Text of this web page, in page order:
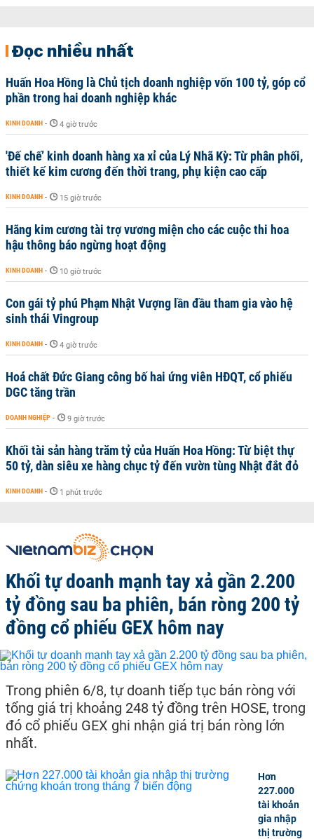
Đọc nhiều nhất
Huấn Hoa Hồng là Chủ tịch doanh nghiệp vốn 100 tỷ, góp cổ
phần trong hai doanh nghiệp khác
KINH DOANH - 4 giờ trước
'Đế chế’ kinh doanh hàng xa xỉ của Lý Nhã Kỳ: Từ phân phối,
thiết kế kim cương đến thời trang, phụ kiện cao cấp
KINH DOANH - 15 giờ trước
Hãng kim cương tài trợ vương miện cho các cuộc thi hoa
hậu thông báo ngừng hoạt động
KINH DOANH - 10 giờ trước
Con gái tỷ phú Phạm Nhật Vượng lần đầu tham gia vào hệ
sinh thái Vingroup
KINH DOANH - 4 giờ trước
Hoá chất Đức Giang công bố hai ứng viên HĐQT, cổ phiếu
DGC tăng trần
DOANH NGHIỆP - 9 giờ trước
Khối tài sản hàng trăm tỷ của Huấn Hoa Hồng: Từ biệt thự
50 tỷ, dàn siêu xe hàng chục tỷ đến vườn tùng Nhật đắt đỏ
KINH DOANH - 1 phút trước
Khối tự doanh mạnh tay xả gần 2.200
tỷ đồng sau ba phiên, bán ròng 200 tỷ
đồng cổ phiếu GEX hôm nay
Trong phiên 6/8, tự doanh tiếp tục bán ròng với
tổng giá trị khoảng 248 tỷ đồng trên HOSE, trong
đó cổ phiếu GEX ghi nhận giá trị bán ròng lớn
nhất.
Hơn
227.000
tài khoản
gia nhập
thị trường